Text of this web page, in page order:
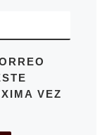
VEZ